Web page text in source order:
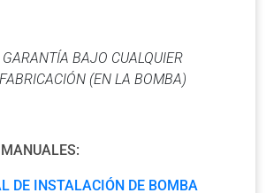
BAJO CUALQUIER
(EN LA BOMBA)
DE INSTALACIÓN DE BOMBA